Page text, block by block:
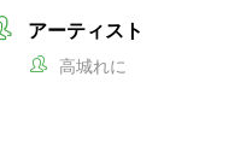
アーティスト
高城れに